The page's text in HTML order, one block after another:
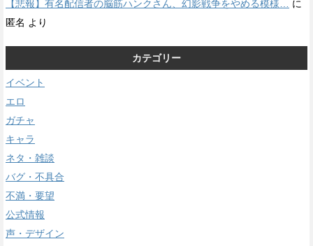
【悲報】有名配信者の脳筋ハンクさん、幻影戦争をやめる模様… に
匿名 より
カテゴリー
イベント
エロ
ガチャ
キャラ
ネタ・雑談
バグ・不具合
不満・要望
公式情報
声・デザイン